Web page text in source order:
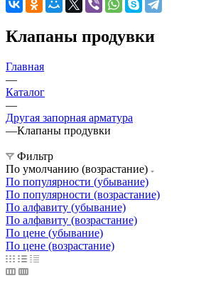
Клапаны продувки
Главная
—
Каталог
—
Другая запорная арматура
—Клапаны продувки
Фильтр
По умолчанию (возрастание)
По популярности (убывание)
По популярности (возрастание)
По алфавиту (убывание)
По алфавиту (возрастание)
По цене (убывание)
По цене (возрастание)